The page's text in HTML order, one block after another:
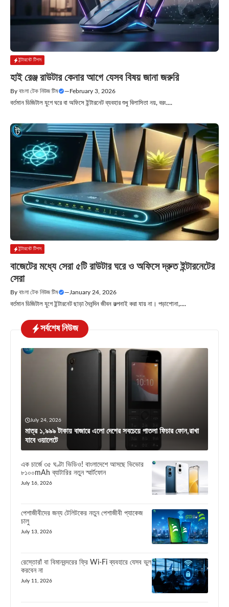
ইন্টারনেট টিপস
হাই রেঞ্জ রাউটার কেনার আগে যেসব বিষয় জানা জরুরি
By বাংলা টেক নিউজ টিম —February 3, 2026
বর্তমান ডিজিটাল যুগে ঘরে বা অফিসে ইন্টারনেট ব্যবহার শুধু বিলাসিতা নয়, বরং....
ইন্টারনেট টিপস
বাজেটের মধ্যে সেরা ৫টি রাউটার ঘরে ও অফিসে দ্রুত ইন্টারনেটের
সেরা
By বাংলা টেক নিউজ টিম — January 24, 2026
বর্তমান ডিজিটাল যুগে ইন্টারনেট ছাড়া দৈনন্দিন জীবন কল্পনাই করা যায় না। পড়াশোনা,....
সর্বশেষ নিউজ
July 24, 2026
মাত্র ১,৯৯৯ টাকায় বাজারে এলো দেশের সবচেয়ে পাতলা ফিচার ফোন,রাখা
যাবে ওয়ালেটে
এক চার্জে ৩৫ ঘণ্টা ভিডিও! বাংলাদেশে আসছে ভিভোর
৮১০০mAh ব্যাটারির নতুন স্মার্টফোন
July 16, 2026
পেশাজীবীদের জন্য টেলিটকের নতুন পেশাজীবী প্যাকেজ
চালু
July 13, 2026
রেস্তোরাঁ বা বিমানবন্দরের ফ্রি Wi-Fi ব্যবহারে যেসব ভুল
করবেন না
July 11, 2026